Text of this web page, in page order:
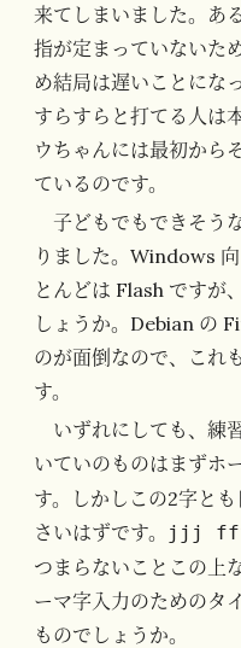
来てしまいました。あ
指が定まっていないた
め結局は遅いことにな
すらすらと打てる人は
ウちゃんには最初から
ているのです。
子どもでもできそう
りました。Windows
とんどは Flash ですが
しょうか。Debian の
のが面倒なので、これ
す。
いずれにしても、練
いていのものはまずホ
す。しかしこの2字と
さいはずです。
jjj
つまらないことこの上
ーマ字入力のためのタ
ものでしょうか。